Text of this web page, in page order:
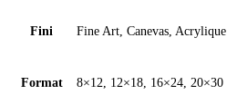
Fini Fine Art, Canevas, Acrylique
Format 8×12, 12×18, 16×24, 20×30